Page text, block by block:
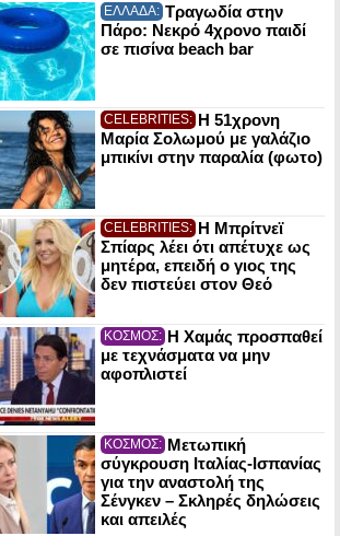
ΕΛΛΑΔΑ: Τραγωδία στην
Πάρο: Νεκρό 4χρονο παιδί
σε πισίνα beach bar
CELEBRITIES: Η 51χρονη
Μαρία Σολωμού με γαλάζιο
μπικίνι στην παραλία (φωτο)
CELEBRITIES: Η Μπρίτνεϊ
Σπίαρς λέει ότι απέτυχε ως
μητέρα, επειδή ο γιος της
δεν πιστεύει στον Θεό
ΚΟΣΜΟΣ: Η Χαμάς προσπαθεί
με τεχνάσματα να μην
αφοπλιστεί
ΚΟΣΜΟΣ: Μετωπική
σύγκρουση Ιταλίας-Ισπανίας
για την αναστολή της
Σένγκεν – Σκληρές δηλώσεις
και απειλές